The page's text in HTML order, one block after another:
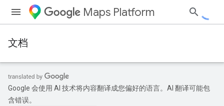
Maps Platform
文档
Google 会使用 AI 技术将内容翻译成您偏好的语言。AI 翻译可能包
含错误。